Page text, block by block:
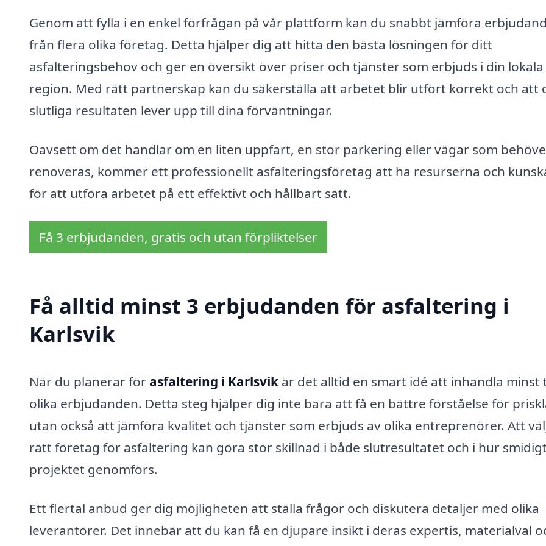
Genom att fylla i en enkel förfrågan på vår plattform kan du snabbt jämföra
från flera olika företag. Detta hjälper dig att hitta den bästa lösningen för ditt
asfalteringsbehov och ger en översikt över priser och tjänster som erbjuds i din lokala
region. Med rätt partnerskap kan du säkerställa att arbetet blir utfört korrekt och att
slutliga resultaten lever upp till dina förväntningar.
Oavsett om det handlar om en liten uppfart, en stor parkering eller vägar som
renoveras, kommer ett professionellt asfalteringsföretag att ha resurserna och
för att utföra arbetet på ett effektivt och hållbart sätt.
Få 3 erbjudanden, gratis och utan förpliktelser
Få alltid minst 3 erbjudanden för asfaltering i
Karlsvik
När du planerar för asfaltering i Karlsvik är det alltid en smart idé att inhandla minst
olika erbjudanden. Detta steg hjälper dig inte bara att få en bättre förståelse för
utan också att jämföra kvalitet och tjänster som erbjuds av olika entreprenörer. Att
rätt företag för asfaltering kan göra stor skillnad i både slutresultatet och i hur smidigt
projektet genomförs.
Ett flertal anbud ger dig möjligheten att ställa frågor och diskutera detaljer med olika
leverantörer. Det innebär att du kan få en djupare insikt i deras expertis, materialval